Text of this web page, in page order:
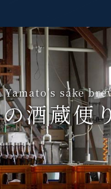
Yamato's sake
酒蔵便